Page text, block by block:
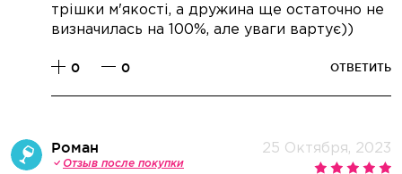
трішки м'якості, а дружина ще остаточно не
визначилась на 100%, але уваги вартує))
0 0 ОТВЕТИТЬ
Роман
Отзыв после покупки
25 Октября, 2023